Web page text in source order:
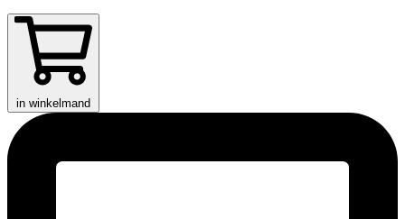
in winkelmand